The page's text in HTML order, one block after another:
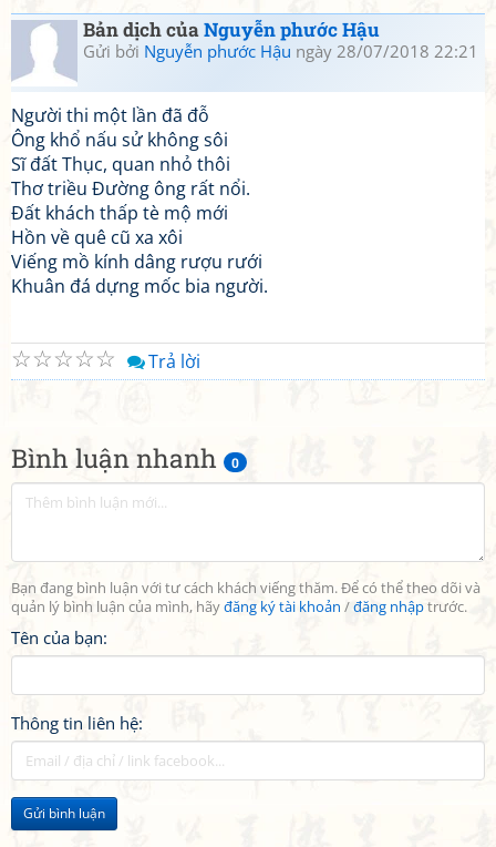
Bình luận nhanh 0
Bạn đang bình luận với tư cách khách viếng thăm. Để có thể theo dõi và
quản lý bình luận của mình, hãyđăng ký tài khoản /đăng nhậptrước.
Tên của bạn:
Thông tin liên hệ:
Gửi bình luận
Bản dịch củaNguyễn phước Hậu
Gửi bởi Nguyễn phước Hậu ngày 28/07/2018 22:21
Người thi một lần đã đỗ
Ông khổ nấu sử không sôi
Sĩ đất Thục, quan nhỏ thôi
Thơ triều Đường ông rất nổi.
Đất khách thấp tè mộ mới
Hồn về quê cũ xa xôi
Viếng mồ kính dâng rượu rưới
Khuân đá dựng mốc bia người.
☆
☆
☆
☆
☆ Trả lời